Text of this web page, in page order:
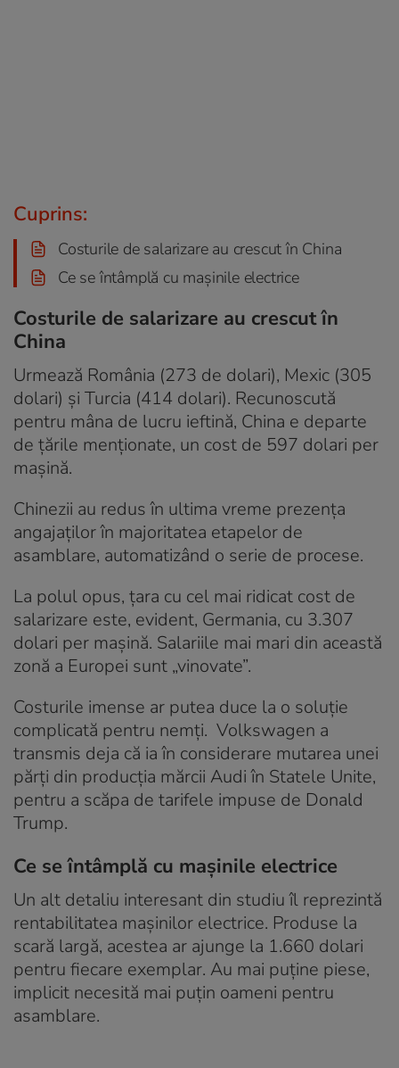
Cuprins:
Costurile de salarizare au crescut în China
Ce se întâmplă cu mașinile electrice
Costurile de salarizare au crescut în
China
Urmează România (273 de dolari), Mexic (305
dolari) și Turcia (414 dolari). Recunoscută
pentru mâna de lucru ieftină, China e departe
de țările menționate, un cost de 597 dolari per
mașină.
Chinezii au redus în ultima vreme prezența
angajaților în majoritatea etapelor de
asamblare, automatizând o serie de procese.
La polul opus, țara cu cel mai ridicat cost de
salarizare este, evident, Germania, cu 3.307
dolari per mașină. Salariile mai mari din această
zonă a Europei sunt „vinovate”.
Costurile imense ar putea duce la o soluție
complicată pentru nemți. Volkswagen a
transmis deja că ia în considerare mutarea unei
părți din producția mărcii Audi în Statele Unite,
pentru a scăpa de tarifele impuse de Donald
Trump.
Ce se întâmplă cu mașinile electrice
Un alt detaliu interesant din studiu îl reprezintă
rentabilitatea mașinilor electrice. Produse la
scară largă, acestea ar ajunge la 1.660 dolari
pentru fiecare exemplar. Au mai puține piese,
implicit necesită mai puțin oameni pentru
asamblare.